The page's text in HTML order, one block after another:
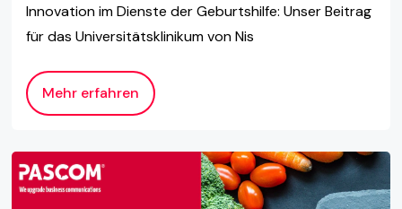
Innovation im Dienste der Geburtshilfe: Unser Beitrag
für das Universitätsklinikum von Nis
Mehr erfahren